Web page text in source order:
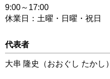
9:00～17:00
休業日：土曜・日曜・祝日
代表者
大串 隆史（おおぐし たかし）